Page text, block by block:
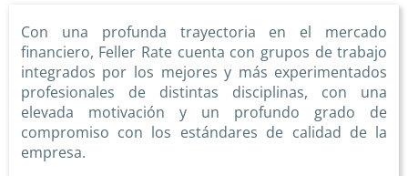
Con una profunda trayectoria en el mercado
financiero, Feller Rate cuenta con grupos de trabajo
integrados por los mejores y más experimentados
profesionales de distintas disciplinas, con una
elevada motivación y un profundo grado de
compromiso con los estándares de calidad de la
empresa.